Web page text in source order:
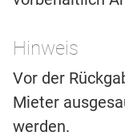
Hinweis
Vor der
Mieter
werden.